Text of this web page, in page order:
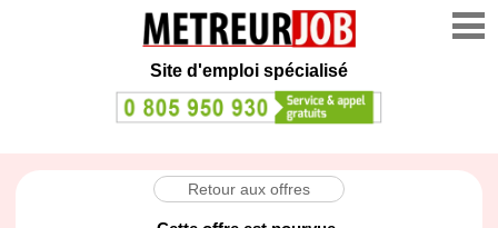
Site d'emploi spécialisé
Retour aux offres